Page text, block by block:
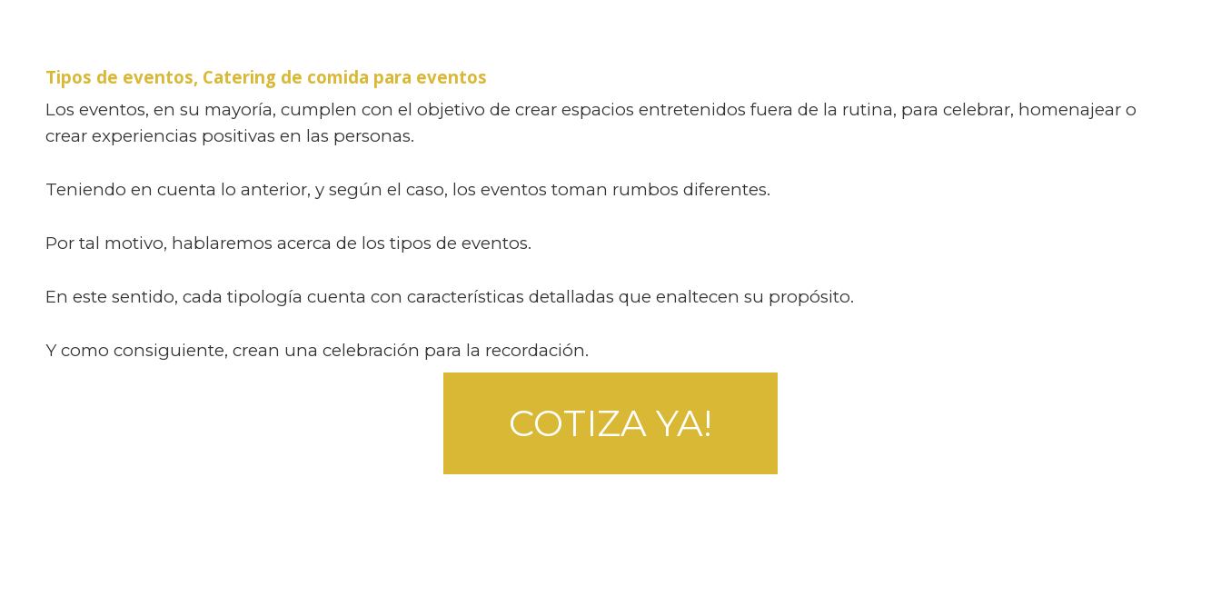
Tipos de eventos, Catering de comida para eventos
Los eventos, en su mayoría, cumplen con el objetivo de crear espacios entretenidos fuera de la rutina, para celebrar, homenajear o
crear experiencias positivas en las personas.
Teniendo en cuenta lo anterior, y según el caso, los eventos toman rumbos diferentes.
Por tal motivo, hablaremos acerca de los tipos de eventos.
En este sentido, cada tipología cuenta con características detalladas que enaltecen su propósito.
Y como consiguiente, crean una celebración para la recordación.
COTIZA YA!